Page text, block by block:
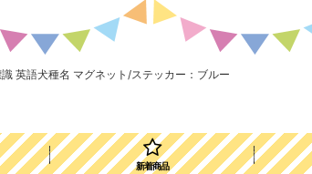
英語犬種名 マグネット/ステッカー：ブルー
新着商品